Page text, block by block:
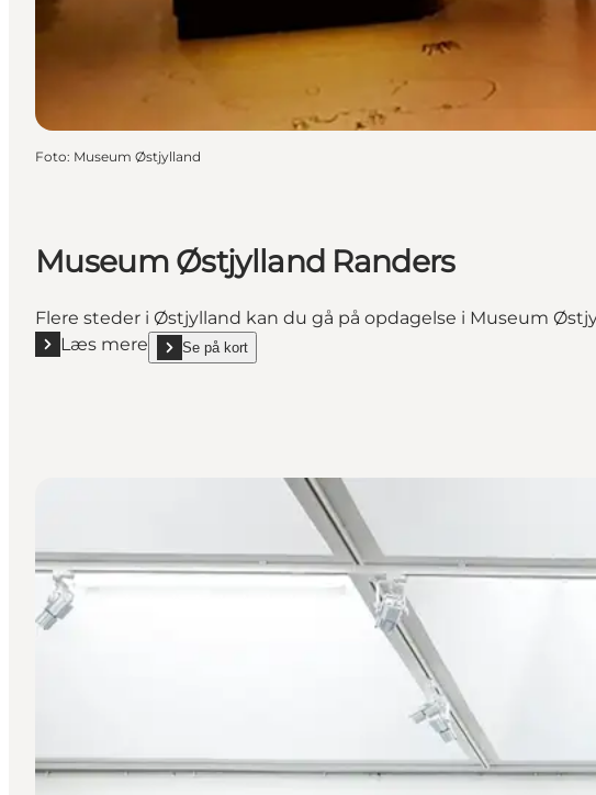
Foto: Museum Østjylland
Museum Østjylland Randers
Flere steder i Østjylland kan du gå på opdagelse i Museum
Læs mere
Læs mere "Museum Østjylland Randers"
Se på kort
show Museum Østjylland Randers on_map